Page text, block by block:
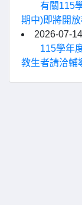
有關115
期中)即將開
2026-07-14
115學年
教生者請洽輔